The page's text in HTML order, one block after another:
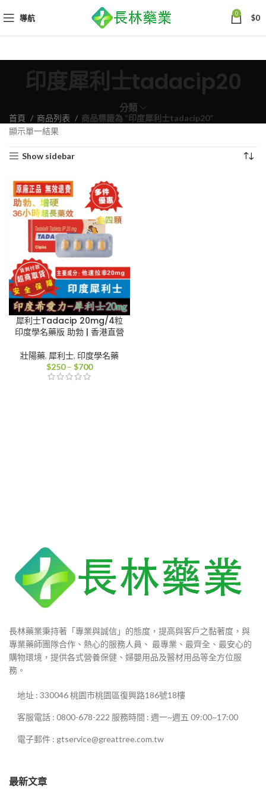
導航 0 $0
印度犀利士tadacip20
分類
首頁 商品列表
商品標籤為 “印度犀利士tadacip20”
顯示單一結果
Show sidebar
犀利士Tadacip 20mg/4粒
印度學名藥版 助勃 | 香港直營
壯陽藥, 犀利士, 印度學名藥
$250 – $700價
長林藥業秉持著「專業與誠信」的態度，提高與客戶之黏著度，與
專業藥師團隊合作、熱心的服務人員、 最專業、最齊全、最安心的
購物環境，提供各式營養保健、婦嬰用品及醫材用品等全方位服
務。
地址 : 330046 桃園市桃園區復興路186號18樓
客服電話 : 0800-678-222 服務時間 : 週一~週五 09:00~17:00
電子郵件 : gtservice@greattree.com.tw
最新文章